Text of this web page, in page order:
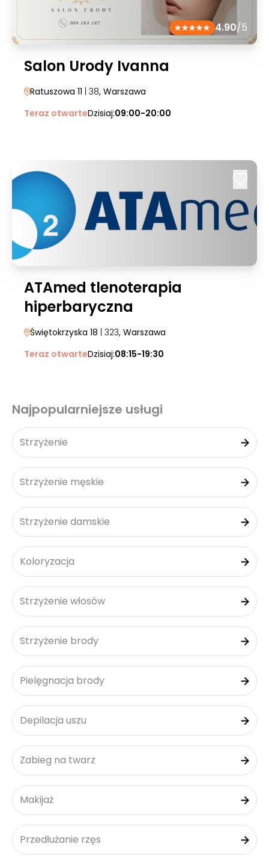
4.90/5
Salon Urody Ivanna
Ratuszowa 11 | 38, Warszawa
Teraz otwarteDzisiaj:09:00-20:00
ATAmed tlenoterapia
hiperbaryczna
Świętokrzyska 18 | 323, Warszawa
Teraz otwarteDzisiaj:08:15-19:30
Najpopularniejsze usługi
Strzyżenie
Strzyżenie męskie
Strzyżenie damskie
Koloryzacja
Strzyżenie włosów
Strzyżenie brody
Pielęgnacja brody
Depilacja uszu
Zabieg na twarz
Makijaż
Przedłużanie rzęs